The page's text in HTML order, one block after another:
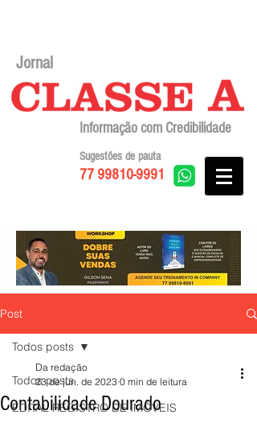
Jornal
Informação com Credibilidade
77 99810-9991
Sugestões de pauta
Post
Todos posts
EDITAL REGISTRO DE IMÓVEIS
Todos posts
Contabilidade Dourado
Da redação
23 de jun. de 2023 0 min de leitura